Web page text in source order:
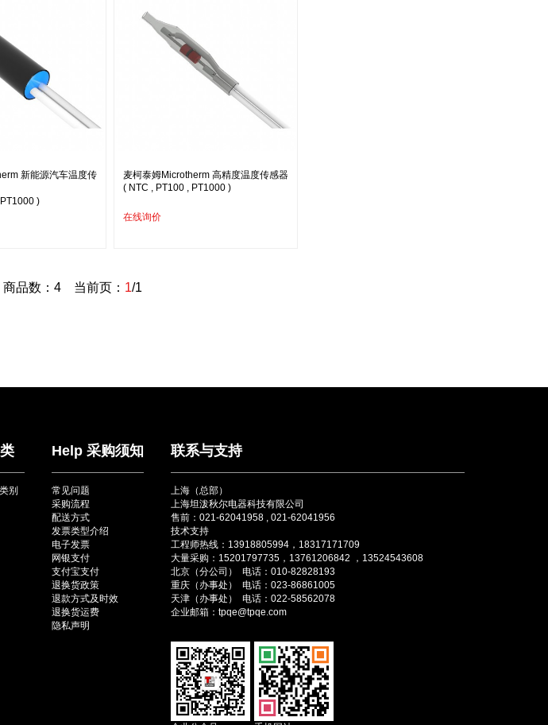
新能源汽车温度传
)
麦柯泰姆Microtherm 高精度温度传感器
( NTC , PT100 , PT1000 )
在线询价
品数：4 当前页： 1/1
别
Help 采购须知
常见问题
采购流程
配送方式
发票类型介绍
电子发票
网银支付
支付宝支付
退换货政策
退款方式及时效
退换货运费
隐私声明
联系与支持
上海（总部）
上海坦泼秋尔电器科技有限公司
售前：021-62041958 , 021-62041956
技术支持
工程师热线：13918805994，18317171709
大量采购：15201797735，13761206842 ，13524543608
北京（分公司） 电话：010-82828193
重庆（办事处） 电话：023-86861005
天津（办事处） 电话：022-58562078
企业邮箱：tpqe@tpqe.com